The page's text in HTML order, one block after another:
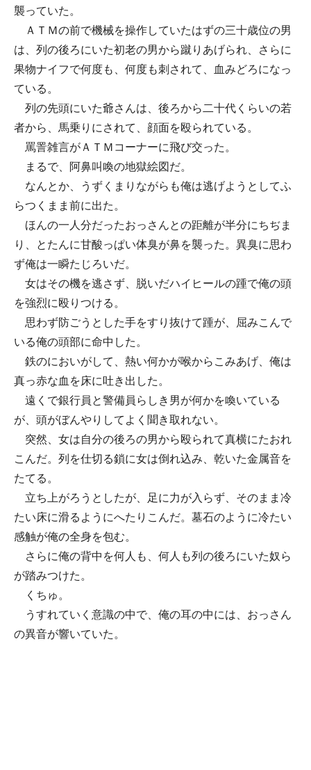
襲っていた。
ＡＴＭの前で機械を操作していたはずの三十歳位の男
は、列の後ろにいた初老の男から蹴りあげられ、さらに
果物ナイフで何度も、何度も刺されて、血みどろになっ
ている。
列の先頭にいた爺さんは、後ろから二十代くらいの若
者から、馬乗りにされて、顔面を殴られている。
罵詈雑言がＡＴＭコーナーに飛び交った。
まるで、阿鼻叫喚の地獄絵図だ。
なんとか、うずくまりながらも俺は逃げようとしてふ
らつくまま前に出た。
ほんの一人分だったおっさんとの距離が半分にちぢま
り、とたんに甘酸っぱい体臭が鼻を襲った。異臭に思わ
ず俺は一瞬たじろいだ。
女はその機を逃さず、脱いだハイヒールの踵で俺の頭
を強烈に殴りつける。
思わず防ごうとした手をすり抜けて踵が、屈みこんで
いる俺の頭部に命中した。
鉄のにおいがして、熱い何かが喉からこみあげ、俺は
真っ赤な血を床に吐き出した。
遠くで銀行員と警備員らしき男が何かを喚いている
が、頭がぼんやりしてよく聞き取れない。
突然、女は自分の後ろの男から殴られて真横にたおれ
こんだ。列を仕切る鎖に女は倒れ込み、乾いた金属音を
たてる。
立ち上がろうとしたが、足に力が入らず、そのまま冷
たい床に滑るようにへたりこんだ。墓石のように冷たい
感触が俺の全身を包む。
さらに俺の背中を何人も、何人も列の後ろにいた奴ら
が踏みつけた。
くちゅ。
うすれていく意識の中で、俺の耳の中には、おっさん
の異音が響いていた。